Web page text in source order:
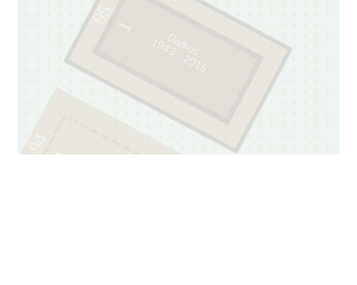
94
95 1
1
Galkus
1
943-201
6